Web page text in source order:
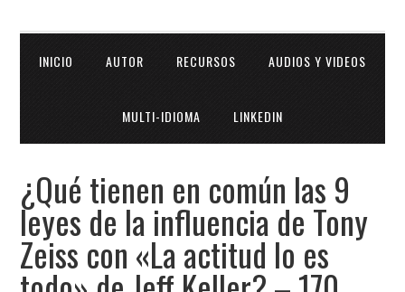
INICIO AUTOR RECURSOS AUDIOS Y VIDEOS
MULTI-IDIOMA LINKEDIN
¿Qué tienen en común las 9
leyes de la influencia de Tony
Zeiss con «La actitud lo es